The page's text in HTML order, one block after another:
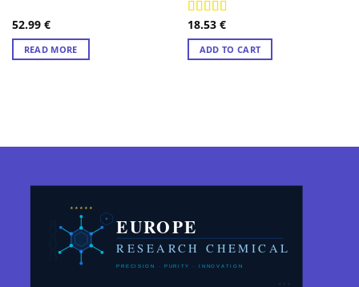
52.99 €
READ MORE
Rated4.57
out of 5
18.53 €
ADD TO CART